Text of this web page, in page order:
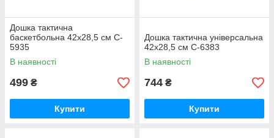
Дошка тактична
баскетбольна 42x28,5 см C-
5935
В наявності
499 ₴
Купити
Дошка тактична універсальна
42x28,5 см C-6383
В наявності
744 ₴
Купити